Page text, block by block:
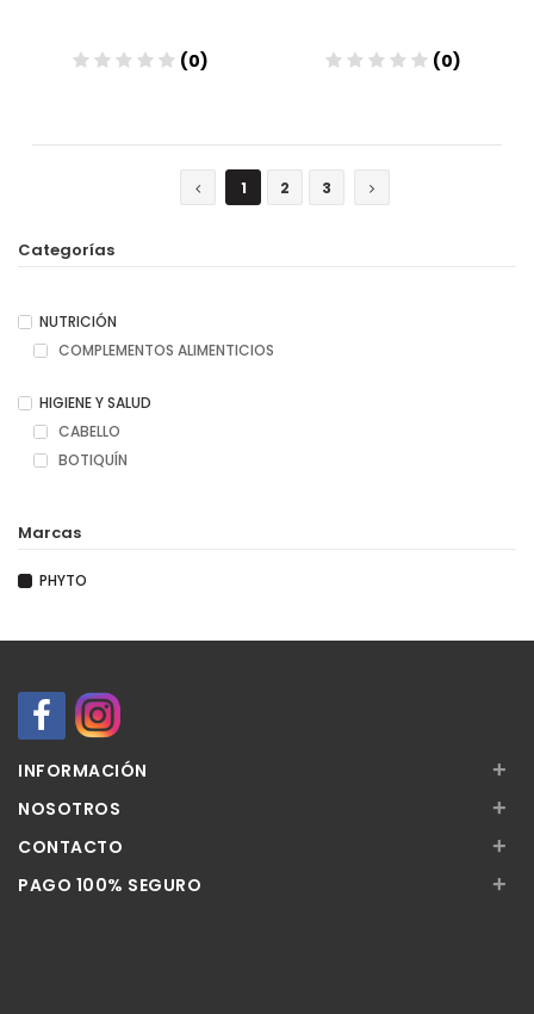
(0) (0)
1
2 3
Categorías
NUTRICIÓN
COMPLEMENTOS ALIMENTICIOS
HIGIENE Y SALUD
CABELLO
BOTIQUÍN
Marcas
PHYTO
INFORMACIÓN +
NOSOTROS +
CONTACTO +
PAGO 100% SEGURO +